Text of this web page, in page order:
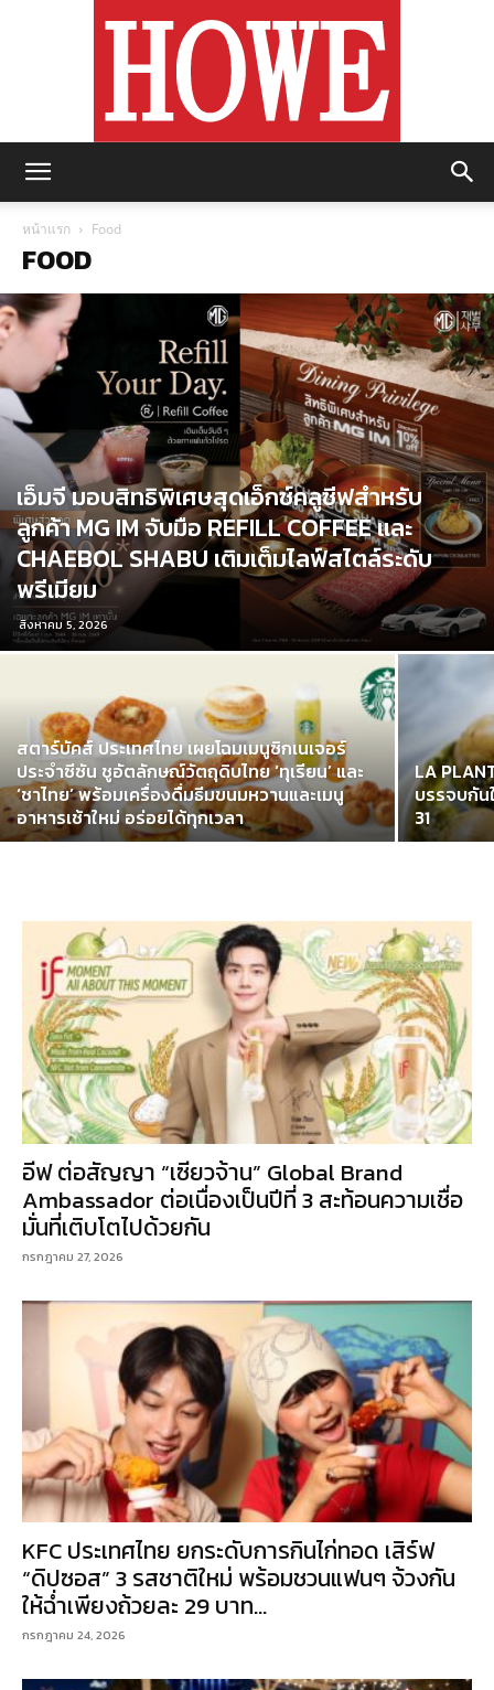
หน้าแรก Food
FOOD
เอ็มจี มอบสิทธิพิเศษสุดเอ็กซ์คลูซีฟสำหรับ
ลูกค้า MG IM จับมือ REFILL COFFEE และ
CHAEBOL SHABU เติมเต็มไลฟ์สไตล์ระดับ
พรีเมียม
สิงหาคม 5, 2026
สตาร์บัคส์ ประเทศไทย เผยโฉมเมนูซิกเนเจอร์
ประจำซีซัน ชูอัตลักษณ์วัตถุดิบไทย ‘ทุเรียน’ และ
‘ชาไทย’ พร้อมเครื่องดื่มธีมขนมหวานและเมนู
อาหารเช้าใหม่ อร่อยได้ทุกเวลา
LA
บรรจบกัน
31
อีฟ ต่อสัญญา “เซียวจ้าน” Global Brand
Ambassador ต่อเนื่องเป็นปีที่ 3 สะท้อนความเชื่อ
มั่นที่เติบโตไปด้วยกัน
กรกฎาคม 27, 2026
KFC ประเทศไทย ยกระดับการกินไก่ทอด เสิร์ฟ
“ดิปซอส” 3 รสชาติใหม่ พร้อมชวนแฟนๆ จ้วงกัน
ให้ฉ่ำเพียงถ้วยละ 29 บาท...
กรกฎาคม 24, 2026